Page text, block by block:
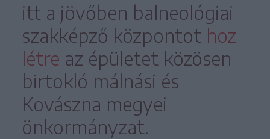
itt a jövőben balneológiai
szakképző központot hoz
létre az épületet közösen
birtokló málnási és
Kovászna megyei
önkormányzat.